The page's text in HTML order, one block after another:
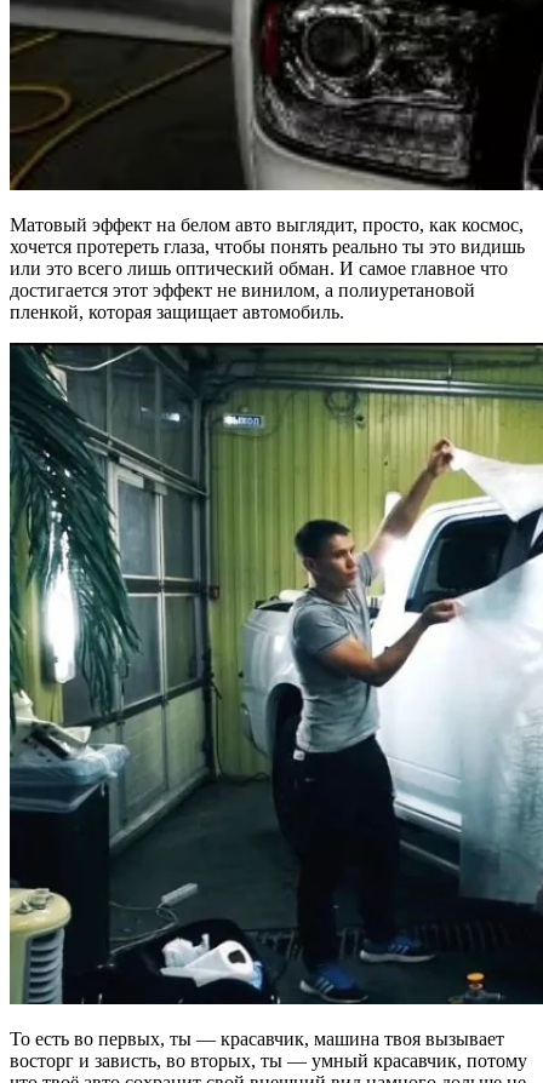
Матовый эффект на белом авто выглядит, просто, как космос,
хочется протереть глаза, чтобы понять реально ты это видишь
или это всего лишь оптический обман. И самое главное что
достигается этот эффект не винилом, а полиуретановой
пленкой, которая защищает автомобиль.
То есть во первых, ты — красавчик, машина твоя вызывает
восторг и зависть, во вторых, ты — умный красавчик, потому